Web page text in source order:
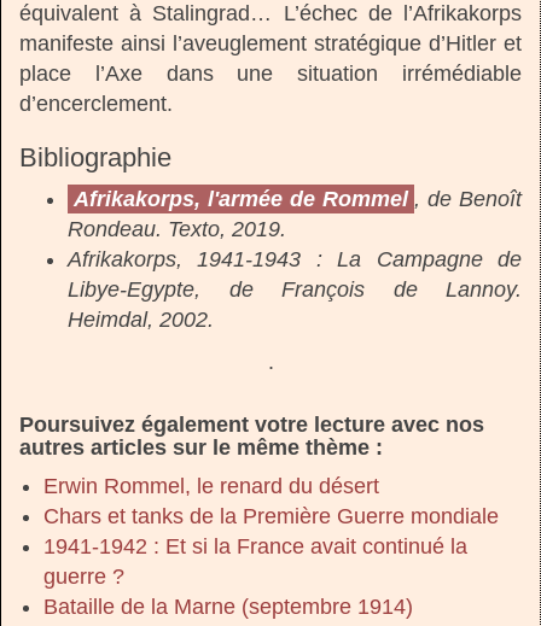
équivalent à Stalingrad… L’échec de l’Afrikakorps
manifeste ainsi l’aveuglement stratégique d’Hitler et
place l’Axe dans une situation irrémédiable
d’encerclement.
Bibliographie
Afrikakorps, l'armée de Rommel , de Benoît
Rondeau. Texto, 2019.
Afrikakorps, 1941-1943 : La Campagne de
Libye-Egypte, de François de Lannoy.
Heimdal, 2002.
.
Poursuivez également votre lecture avec nos
autres articles sur le même thème :
Erwin Rommel, le renard du désert
Chars et tanks de la Première Guerre mondiale
1941-1942 : Et si la France avait continué la
guerre ?
Bataille de la Marne (septembre 1914)